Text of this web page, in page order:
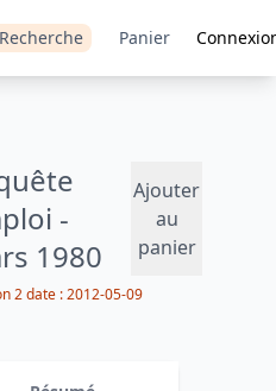
Recherche Panier
-
1980
Ajouter
au
panier
2 date : 2012-05-09